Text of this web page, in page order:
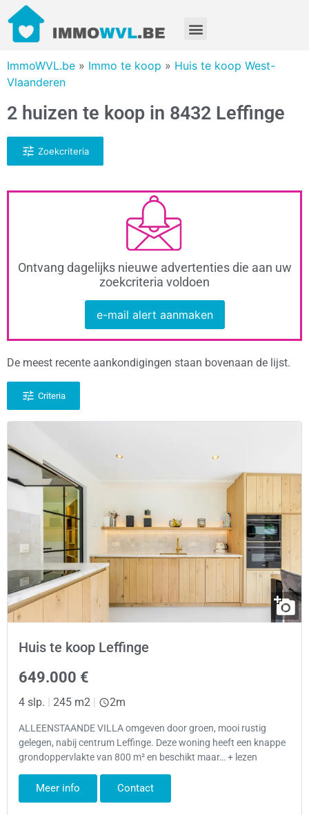
ImmoWVL.be » Immo te koop » Huis te koop West-
Vlaanderen
2 huizen te koop in 8432 Leffinge
Zoekcriteria
Ontvang dagelijks nieuwe advertenties die aan uw
zoekcriteria voldoen
e-mail alert aanmaken
De meest recente aankondigingen staan bovenaan de lijst.
Criteria
Huis te koop Leffinge
649.000 €
4 slp. 245 m2 2m
ALLEENSTAANDE VILLA omgeven door groen, mooi rustig
gelegen, nabij centrum Leffinge. Deze woning heeft een knappe
grondoppervlakte van 800 m² en beschikt maar… + lezen
Meer info Contact